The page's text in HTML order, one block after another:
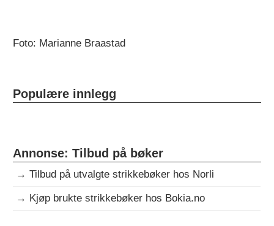
Foto: Marianne Braastad
Populære innlegg
Annonse: Tilbud på bøker
→Tilbud på utvalgte strikkebøker hos Norli
→ Kjøp brukte strikkebøker hos Bokia.no